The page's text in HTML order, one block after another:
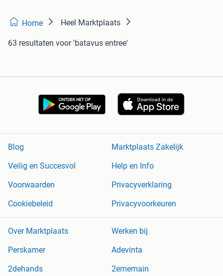
Home Heel Marktplaats
63 resultaten voor 'batavus entree'
Blog
Marktplaats Zakelijk
Veilig en Succesvol
Help en Info
Voorwaarden
Privacyverklaring
Cookiebeleid
Privacyvoorkeuren
Over Marktplaats
Werken bij
Perskamer
Adevinta
2dehands
2ememain